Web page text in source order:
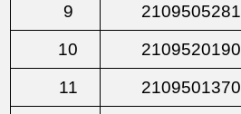
9
10
11